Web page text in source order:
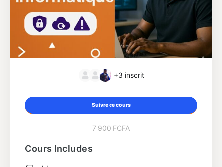
+3 inscrit
Suivre ce cours
7 900 FCFA
Cours Includes